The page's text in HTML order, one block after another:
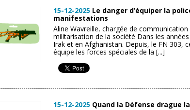
15-12-2025 Le danger d’équiper la
manifestations
Aline Wavreille, chargée de
militarisation de la société Dans les
Irak et en Afghanistan. Depuis, le FN 303,
équipe les forces spéciales de la [...]
15-12-2025 Quand la Défense drague